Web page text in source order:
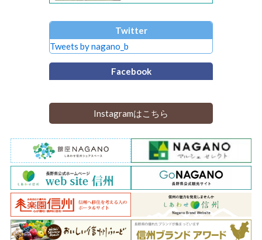
Twitter
Tweets by nagano_b
Facebook
Instagramはこちら